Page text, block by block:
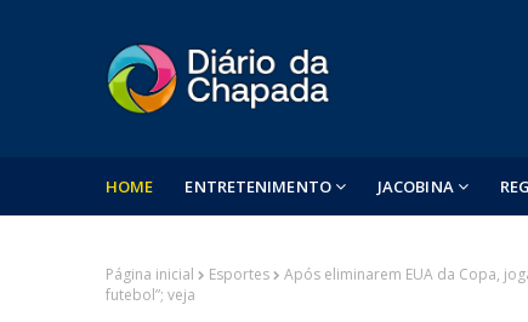
HOME ENTRETENIMENTO JACOBINA
Página inicial Esportes
Após eliminarem EUA da Copa,
futebol”; veja